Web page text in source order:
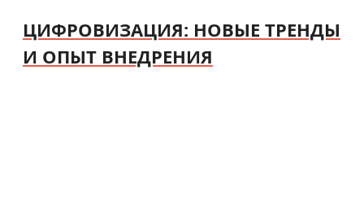
ЦИФРОВИЗАЦИЯ: НОВЫЕ ТРЕНДЫ
И ОПЫТ ВНЕДРЕНИЯ